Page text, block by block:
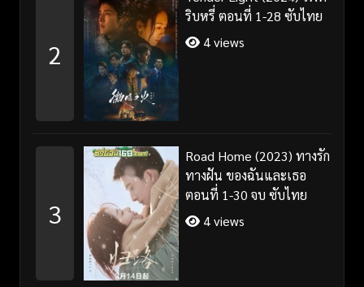
2
ริบหรี่ ตอนที่ 1-28 ซับไทย
4 views
3
Road Home (2023) ทางรัก
ทางฝัน ของฉันและเธอ
ตอนที่ 1-30 จบ ซับไทย
4 views